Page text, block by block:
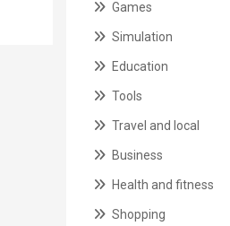
Games
Simulation
Education
Tools
Travel and local
Business
Health and fitness
Shopping